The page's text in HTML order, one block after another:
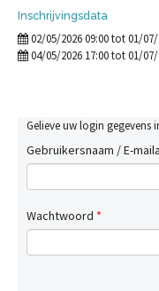
Inschrijvingsdata
02/05/2026 09:00 tot 01/
04/05/2026 17:00 tot 01/
Gelieve uw login gegevens
Gebruikersnaam / E-
Wachtwoord *